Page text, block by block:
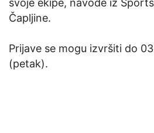
svoje ekipe, navode iz
Čapljine.
Prijave se mogu izvršiti do
(petak).